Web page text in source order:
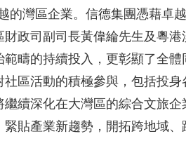
的灣區企業。信德集團憑藉卓
政司副司長黃偉綸先生及粵
疇的持續投入，更彰顯了全體
區活動的積極參與，包括投
繼續深化在大灣區的綜合文旅
貼產業新趨勢，開拓跨地域